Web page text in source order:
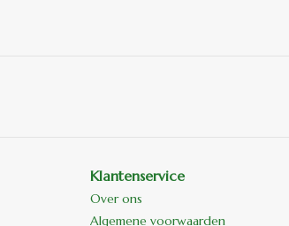
Klantenservice
Over ons
Algemene voorwaarden